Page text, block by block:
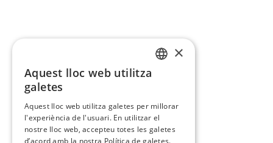
×
Aquest lloc web utilitza
galetes
Aquest lloc web utilitza galetes per millorar
l'experiència de l'usuari. En utilitzar el
nostre lloc web, accepteu totes les galetes
d’acord amb la nostra Política de galetes.